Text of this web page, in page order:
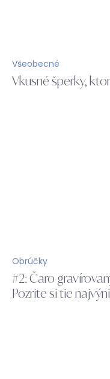
Všeobecné
Vkusné šperky,
Obrúčky
#2: Čaro
Pozrite si tie